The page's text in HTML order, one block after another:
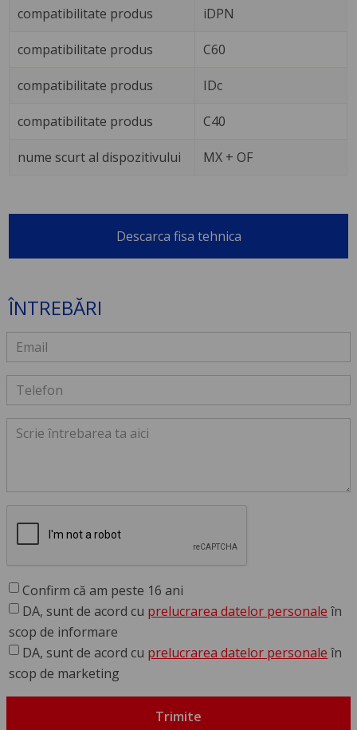
compatibilitate produs iDPN
compatibilitate produs C60
compatibilitate produs IDc
compatibilitate produs C40
nume scurt al dispozitivului MX + OF
Descarca fisa tehnica
ÎNTREBĂRI
Confirm că am peste 16 ani
DA, sunt de acord cu prelucrarea datelor personale în
scop de informare
DA, sunt de acord cu prelucrarea datelor personale în
scop de marketing
Trimite